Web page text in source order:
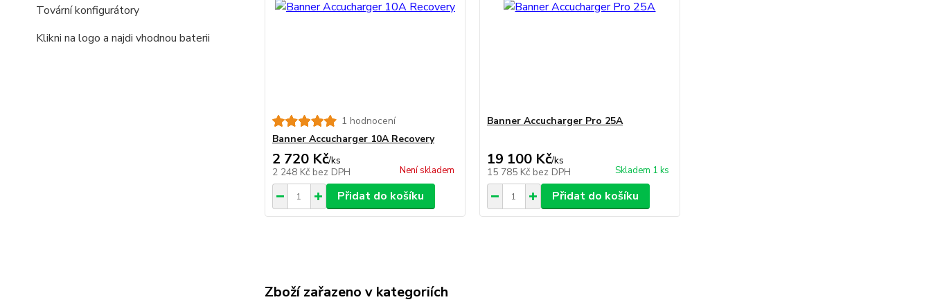
Tovární konfigurátory
Klikni na logo a najdi vhodnou baterii
1 hodnocení
Banner Accucharger 10A Recovery
2 720 Kč/ks
2 248 Kč bez DPH Není skladem
Přidat do košíku
Banner Accucharger Pro 25A
19 100 Kč/ks
15 785 Kč bez DPH Skladem 1 ks
Přidat do košíku
Zboží zařazeno v kategoriích